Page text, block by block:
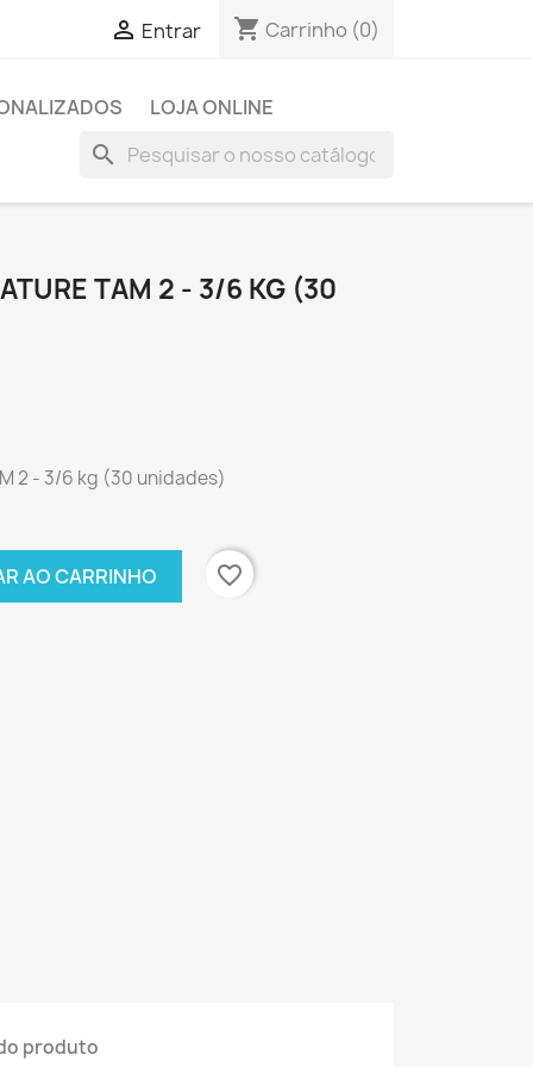
 Entrar shopping_cart Carrinho (0)
LOJA ONLINE
search
TAM 2 - 3/6 KG (30
2 - 3/6 kg (30 unidades)
AO CARRINHO favorite_border
produto